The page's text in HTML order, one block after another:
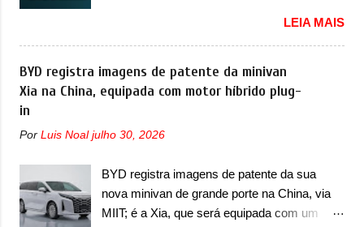
chegada do motor T200, que estreou nos
irmãos Pulse e Fastback. "A Fiat Strada é
mais do que uma picape, é uma verdadeira
revolução no mercado automotivo. Há alguns
chagaria ao topo do mercado brasileiro, algo
prova viva que time que está ganhando se
mexe sim. Ao longo da sua história, ela...
revelou as primeiras imagens teaser de uma
mudança visual para um dos seus menores
sedãs elétricos na China, pertencente à linha
Ocean. Trata-se do Seal 06 EV, lançado no
segundo semestre de 2025. Sim, há menos
vendido com mudanças visuais na dianteira e
identidade visual mais moderna da marca,
mas ainda sem motivos para que essa
mudança já seja tão recente assim (o que
LEIA MAIS
BYD registra imagens de patente da minivan
Xia na China, equipada com motor híbrido plug-
in
Por Luis Noal julho 30, 2026
BYD registra imagens de patente da sua
nova minivan de grande porte na China, via
MIIT; é a Xia, que será equipada com um